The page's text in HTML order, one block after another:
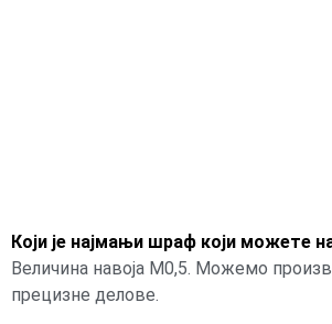
Који је најмањи шраф који можете
Величина навоја М0,5. Можемо
прецизне делове.